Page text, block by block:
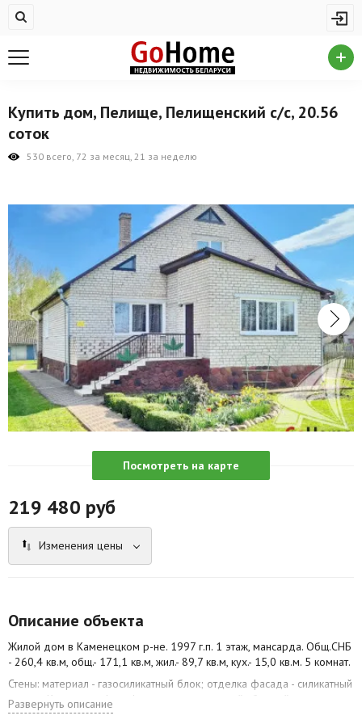
Купить квартиру
На сутки
Новостройки
Комерческая недвижимость
Продажа коммерческой недвижимости
Аренда коммерческой недвижимости
Другие разделы
Новости
Агентства
Ремонт квартир
Грузовое такси
Реклама на сайте
Купить дом, Пелище, Пелищенский с/с, 20.56
соток
530 всего, 72 за месяц, 21 за неделю
Посмотреть на карте
219 480 руб
Изменения цены
Описание объекта
Жилой дом в Каменецком р-не. 1997 г.п. 1 этаж, мансарда. Общ.СНБ
- 260,4 кв.м, общ.- 171,1 кв.м, жил.- 89,7 кв.м, кух.- 15,0 кв.м. 5 комнат.
Стены: материал - газосиликатный блок; отделка фасада - силикатный
кирпич. Кровля: шифер. Фундамент: ленточный сборный; материал -
блок ФБС; подушка - гравийная.
Развернуть описание